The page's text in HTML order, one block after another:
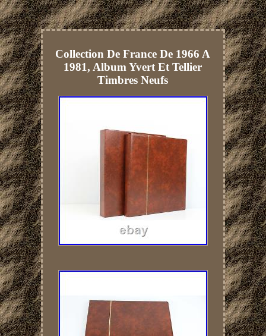
Collection De France De 1966 A
1981, Album Yvert Et Tellier
Timbres Neufs